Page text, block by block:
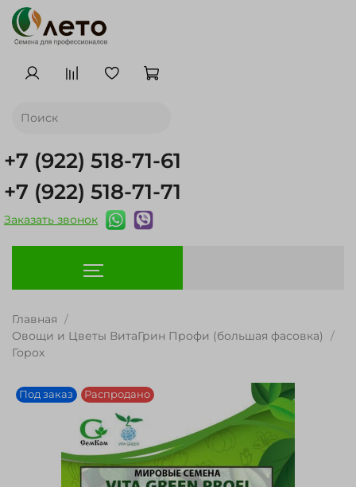
+7 (922) 518-71-61
+7 (922) 518-71-71
Заказать звонок
Главная
Овощи и Цветы ВитаГрин Профи (большая фасовка)
Горох
Под заказ Распродано